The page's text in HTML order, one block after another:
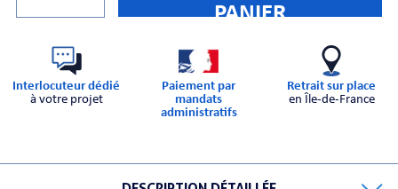
PANIER
Interlocuteur dédié
à votre projet
Paiement par
mandats
administratifs
Retrait sur place
en Île-de-France